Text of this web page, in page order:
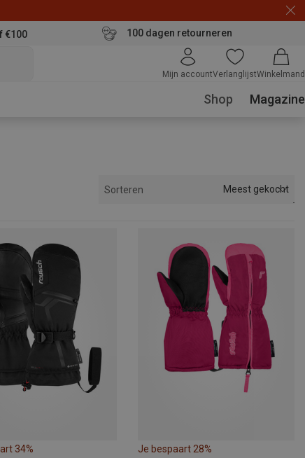
€100 100 dagen retourneren
Mijn accountVerlanglijstWinkelmand
Shop Magazine
Sorteren Meest gekocht
34% Je bespaart 28%